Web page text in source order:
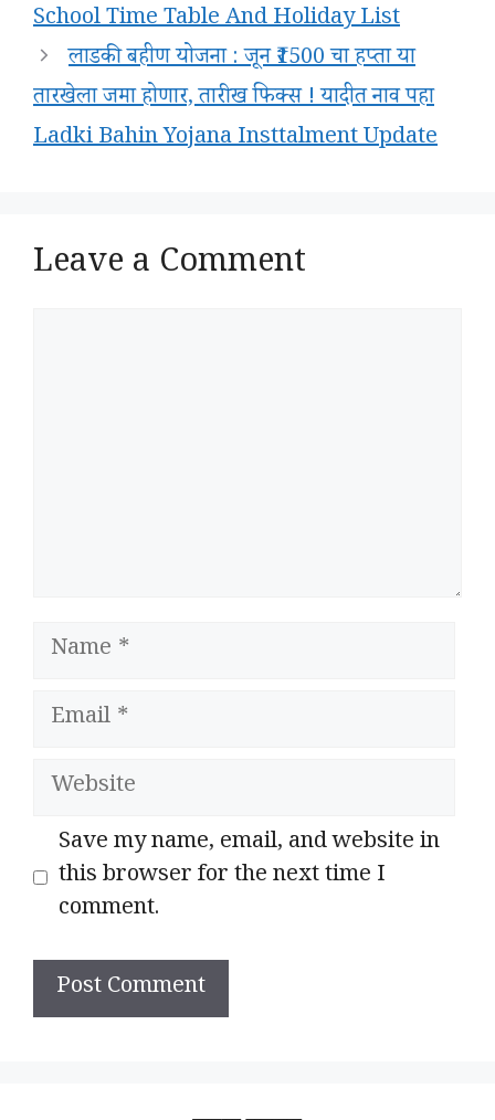
School Time Table And Holiday List
लाडकी बहीण योजना : जून ₹1500 चा हप्ता या
तारखेला जमा होणार, तारीख फिक्स ! यादीत नाव पहा
Ladki Bahin Yojana Insttalment Update
Leave a Comment
Name
Email
Website
Save my name, email, and website in
this browser for the next time I
comment.